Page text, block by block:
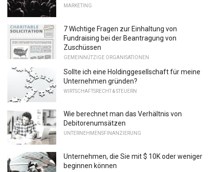
MARKETING
7 Wichtige Fragen zur Einhaltung von
Fundraising bei der Beantragung von
Zuschüssen
GEMEINNÜTZIGE ORGANISATIONEN
Sollte ich eine Holdinggesellschaft für meine
Unternehmen gründen?
WIRTSCHAFTSRECHT & STEUERN
Wie berechnet man das Verhältnis von
Debitorenumsätzen
UNTERNEHMENSFINANZIERUNG
Unternehmen, die Sie mit $ 10K oder weniger
beginnen können